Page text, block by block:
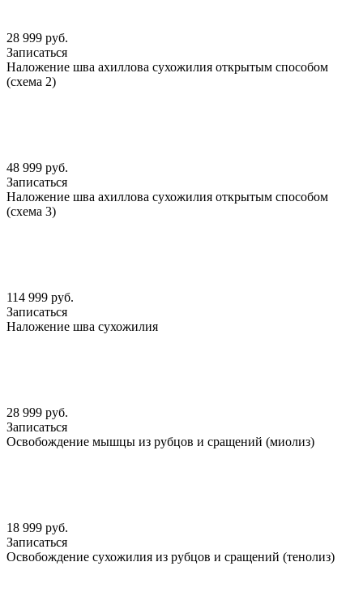
28 999 руб.
Записаться
Наложение шва ахиллова сухожилия открытым способом
(схема 2)
48 999 руб.
Записаться
Наложение шва ахиллова сухожилия открытым способом
(схема 3)
114 999 руб.
Записаться
Наложение шва сухожилия
28 999 руб.
Записаться
Освобождение мышцы из рубцов и сращений (миолиз)
18 999 руб.
Записаться
Освобождение сухожилия из рубцов и сращений (тенолиз)